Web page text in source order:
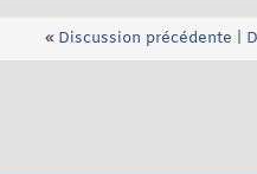
« Discussion précédente